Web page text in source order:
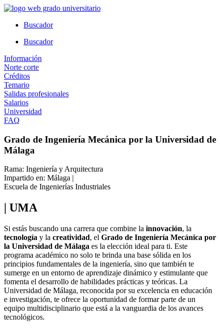
Ir
contenidoBuscador
Buscador
Información
Norte corte
Créditos
Temario
Salidas profesionales
Salarios
Universidad
FAQ
Grado de Ingeniería Mecánica por la Universidad de
Málaga
Rama: Ingeniería y Arquitectura
Impartido en: Málaga |
Escuela de Ingenierías Industriales
| UMA
Si estás buscando una carrera que combine la innovación, la
tecnología y la creatividad, el Grado de Ingeniería Mecánica por
la Universidad de Málaga es la elección ideal para ti. Este
programa académico no solo te brinda una base sólida en los
principios fundamentales de la ingeniería, sino que también te
sumerge en un entorno de aprendizaje dinámico y estimulante que
fomenta el desarrollo de habilidades prácticas y teóricas. La
Universidad de Málaga, reconocida por su excelencia en educación
e investigación, te ofrece la oportunidad de formar parte de un
equipo multidisciplinario que está a la vanguardia de los avances
tecnológicos.